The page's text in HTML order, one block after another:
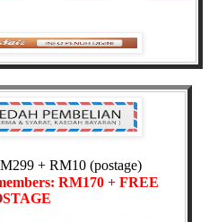
+ RM10 (postage)
RM170 + FREE